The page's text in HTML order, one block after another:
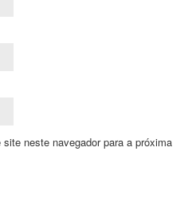
neste navegador para a próxima